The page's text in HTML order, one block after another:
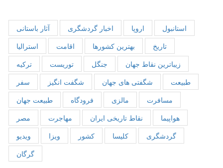
آثار باستانی اخبار گردشگری اروپا
استانبول
استرالیا
اقامت بهترین کشورها
تاریخ
ترکیه
توریست جنگل
زیباترین نقاط جهان
سفر
شگفت انگیز شگفتی های جهان
طبیعت
طبیعت جهان
فرودگاه مالزی
مسافرت
مصر
مهاجرت نقاط تاریخی ایران
هواپیما
ویدیو
ویزا کشور کلیسا
گردشگری
گرگان